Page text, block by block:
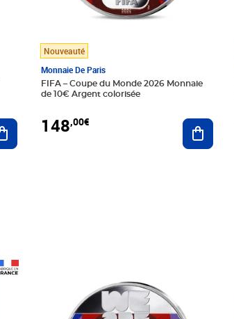
Ajouter au panier
Nouveauté
Monnaie De Paris
FIFA – Coupe du Monde 2026 Monnaie
de 10€ Argent colorisée
148,00€